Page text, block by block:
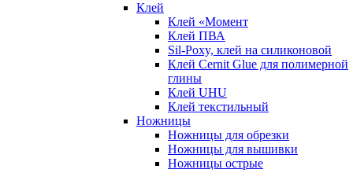
Клей
Клей «Момент
Клей ПВА
Sil-Poxy, клей на силиконовой
Клей Cernit Glue для полимерной
глины
Клей UHU
Клей текстильный
Ножницы
Ножницы для обрезки
Ножницы для вышивки
Ножницы острые